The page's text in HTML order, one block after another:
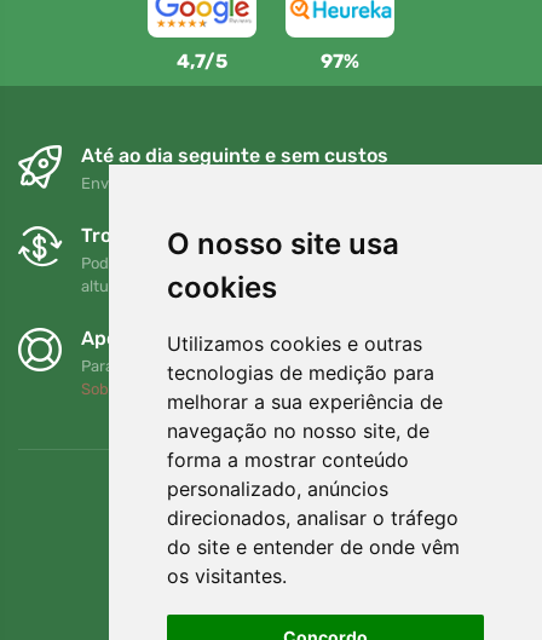
O nosso site usa
cookies
Utilizamos cookies e outras
tecnologias de medição para
melhorar a sua experiência de
navegação no nosso site, de
forma a mostrar conteúdo
personalizado, anúncios
direcionados, analisar o tráfego
do site e entender de onde vêm
os visitantes.
4,7/5 97%
Até ao dia seguinte e sem custos
Envio gratuito para encomendas superiores a 80 EUR
Trocas e devoluções gratuitas
Pode devolver ou trocar a sua encomenda em qualquer
altura no prazo de 90 dias
Apoiamos a Trees.org
Para cada encomenda plantamos uma árvore! Leia mais
Sobre nós